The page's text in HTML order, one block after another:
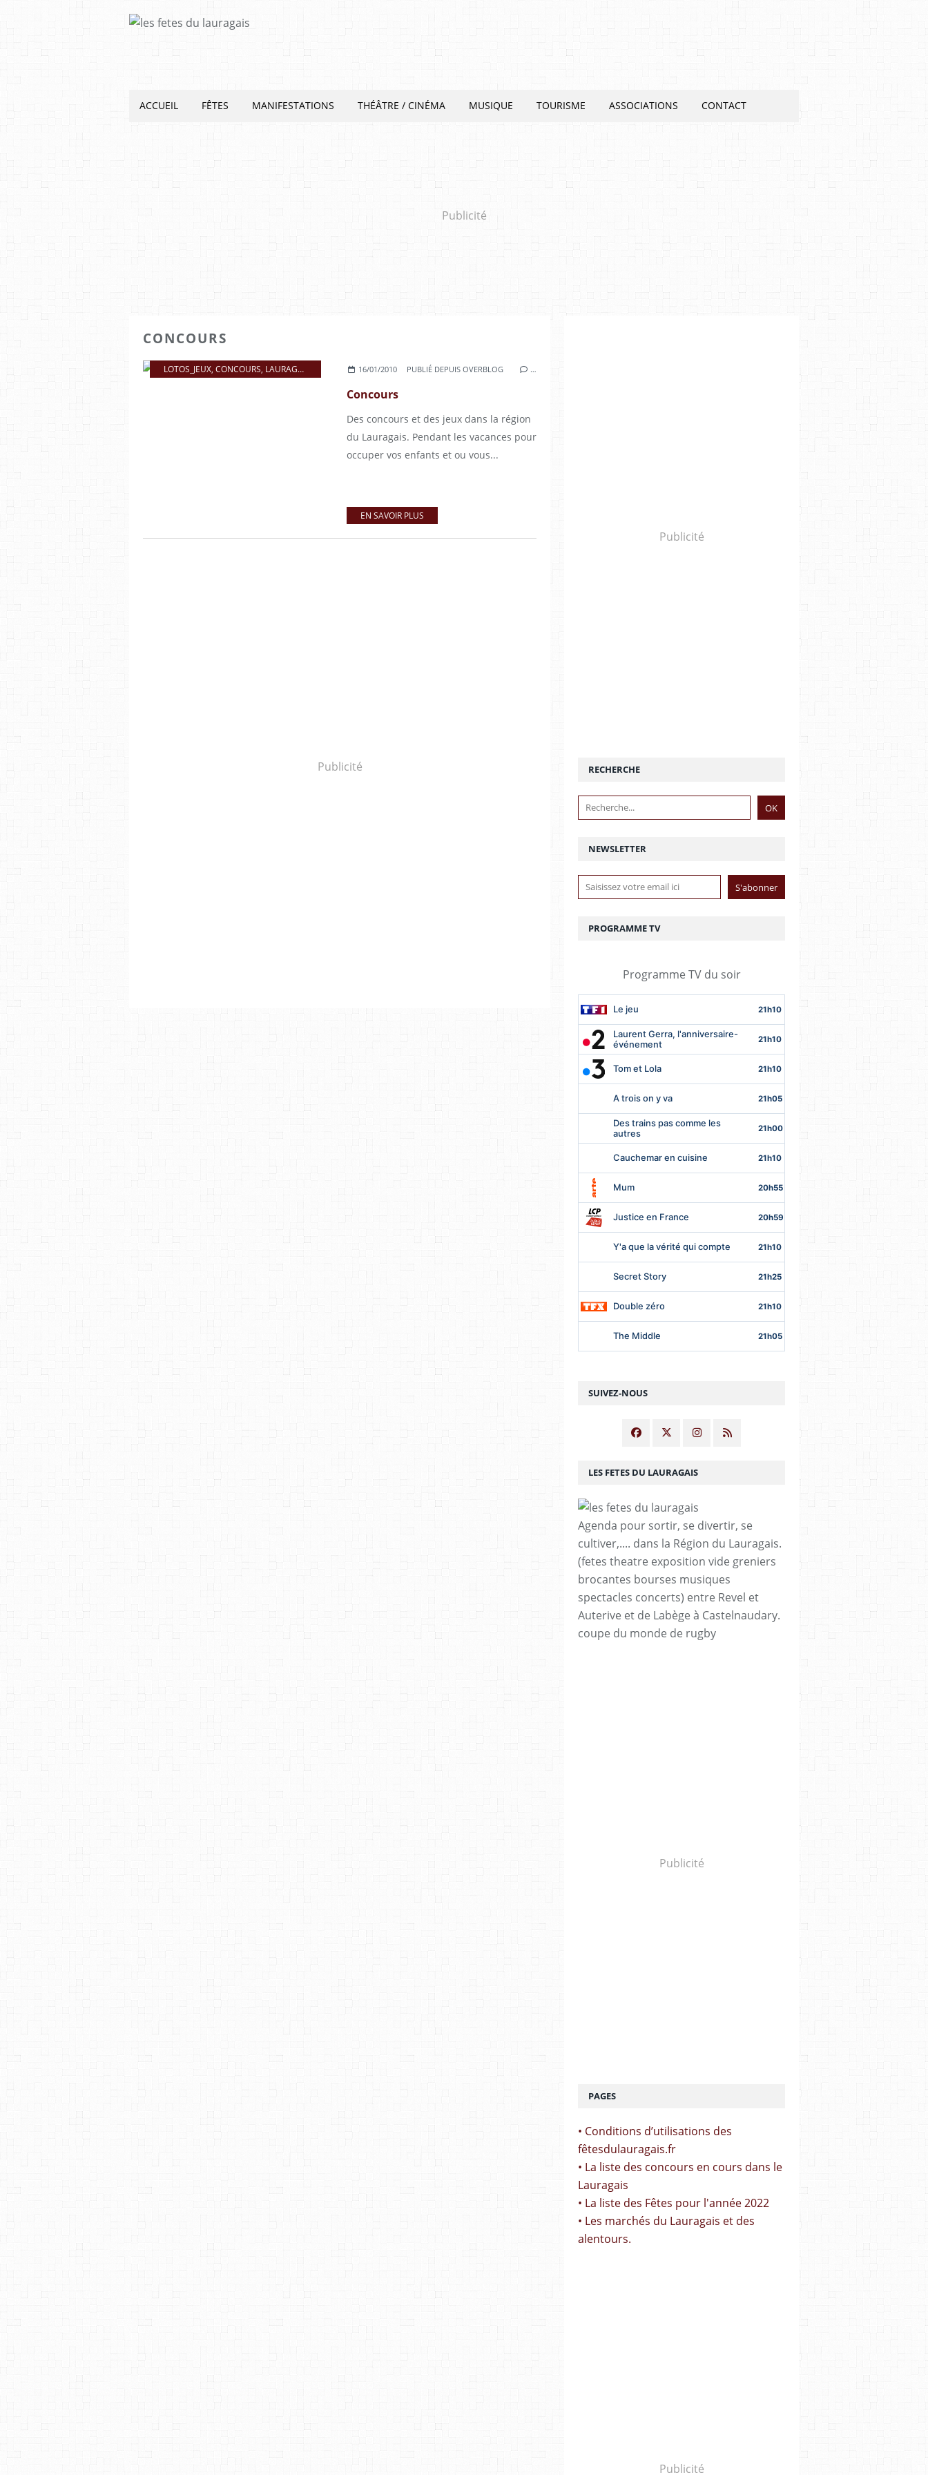
ACCUEIL FÊTES MANIFESTATIONS THÉÂTRE / CINÉMA MUSIQUE TOURISME ASSOCIATIONS CONTACT
Publicité
CONCOURS
LOTOS_JEUX, CONCOURS, LAURAGAIS 16/01/2010 PUBLIÉ DEPUIS OVERBLOG …
Concours
Des concours et des jeux dans la région
du Lauragais. Pendant les vacances pour
occuper vos enfants et ou vous...
EN SAVOIR PLUS
Publicité
Publicité
NEWSLETTER
SUIVEZ-NOUS
RECHERCHE
LES FETES DU LAURAGAIS
Agenda pour sortir, se divertir, se
cultiver,.... dans la Région du Lauragais.
(fetes theatre exposition vide greniers
brocantes bourses musiques
spectacles concerts) entre Revel et
Auterive et de Labège à Castelnaudary.
coupe du monde de rugby
Publicité
PAGES
• Conditions d’utilisations des
fêtesdulauragais.fr
• La liste des concours en cours dans le
Lauragais
• La liste des Fêtes pour l'année 2022
• Les marchés du Lauragais et des
alentours.
PROGRAMME TV
Programme TV du soir
Publicité